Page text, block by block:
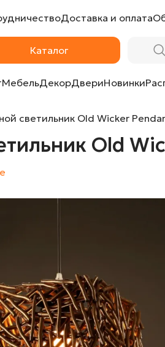
Доставка и оплата
Каталог
МебельДекорДвериНовинки
светильник Old Wicker
Old
Old Wicker Pendant Cub от